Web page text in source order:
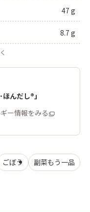
47 g
8.7 g
んだし®」
ー情報をみる
ごぼう
副菜もう一品